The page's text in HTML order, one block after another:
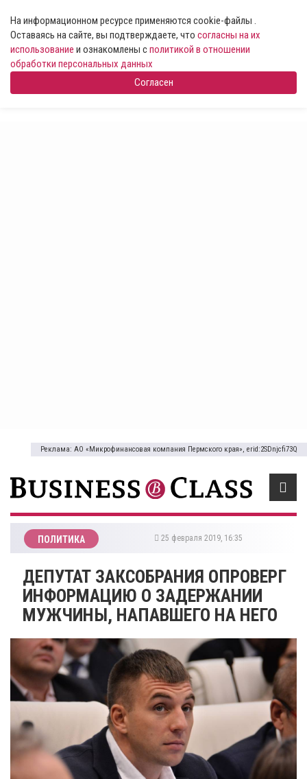
На информационном ресурсе применяются cookie-файлы .
Оставаясь на сайте, вы подтверждаете, что согласны на их
использование и ознакомлены сполитикой в отношении
обработки персональных данных
Согласен
Реклама: АО «Микрофинансовая компания Пермского края», erid:2SDnjcfi73Q
ПОЛИТИКА 25 февраля 2019, 16:35
ДЕПУТАТ ЗАКСОБРАНИЯ ОПРОВЕРГ
ИНФОРМАЦИЮ О ЗАДЕРЖАНИИ
МУЖЧИНЫ, НАПАВШЕГО НА НЕГО